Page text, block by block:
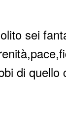
sei
di quello